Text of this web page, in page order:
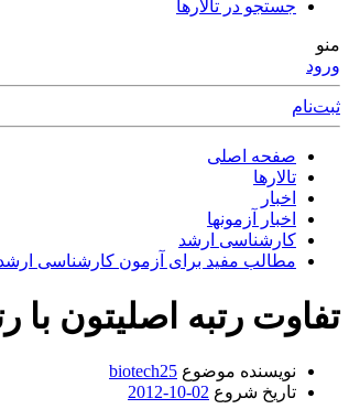
جستجو در تالارها
منو
ورود
ثبت‌نام
صفحه اصلی
تالارها
اخبار
اخبار آزمونها
کارشناسی ارشد
مطالب مفید برای آزمون کارشناسی
تفاوت رتبه اصلیتون با
نویسنده موضوع biotech25
تاریخ شروع 2012-10-02